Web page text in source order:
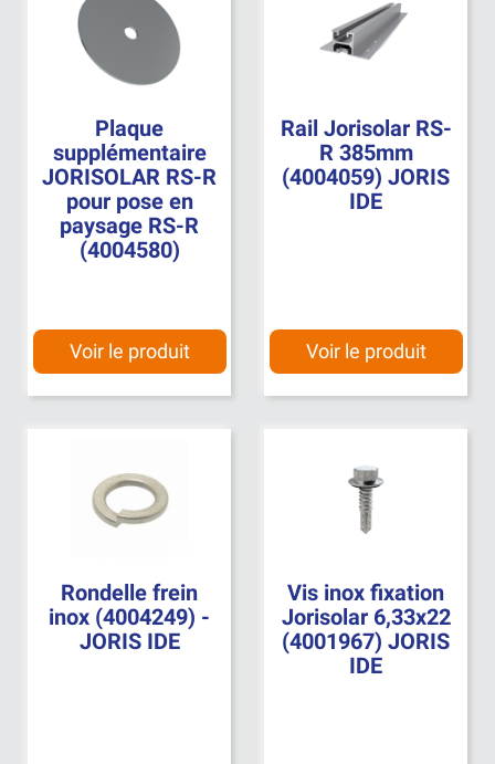
Plaque
supplémentaire
JORISOLAR RS-R
pour pose en
paysage RS-R
(4004580)
Voir le produit
Rail Jorisolar RS-
R 385mm
(4004059) JORIS
IDE
Voir le produit
Rondelle frein
inox (4004249) -
JORIS IDE
Vis inox fixation
Jorisolar 6,33x22
(4001967) JORIS
IDE